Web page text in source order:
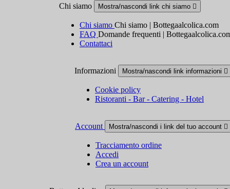
Chi siamo Mostra/nascondi link chi siamo 
Chi siamo Chi siamo | Bottegaalcolica.com
FAQ Domande frequenti |
Contattaci
Informazioni Mostra/nascondi link informazioni 
Cookie policy
Ristoranti - Bar - Catering - Hotel
Account Mostra/nascondi i link del tuo account 
Tracciamento ordine
Accedi
Crea un account